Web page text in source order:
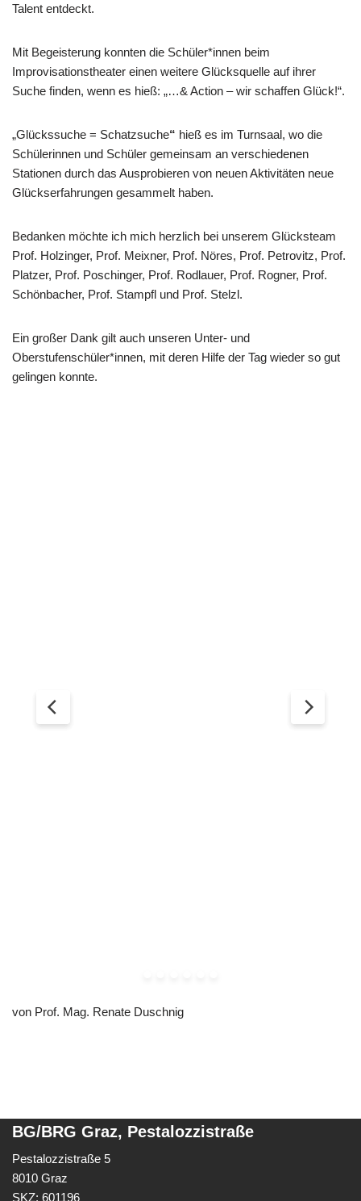
Talent entdeckt.
Mit Begeisterung konnten die Schüler*innen beim
Improvisationstheater einen weitere Glücksquelle auf ihrer
Suche finden, wenn es hieß: „…& Action – wir schaffen Glück!“.
„Glückssuche = Schatzsuche“ hieß es im Turnsaal, wo die
Schülerinnen und Schüler gemeinsam an verschiedenen
Stationen durch das Ausprobieren von neuen Aktivitäten neue
Glückserfahrungen gesammelt haben.
Bedanken möchte ich mich herzlich bei unserem Glücksteam
Prof. Holzinger, Prof. Meixner, Prof. Nöres, Prof. Petrovitz, Prof.
Platzer, Prof. Poschinger, Prof. Rodlauer, Prof. Rogner, Prof.
Schönbacher, Prof. Stampfl und Prof. Stelzl.
Ein großer Dank gilt auch unseren Unter- und
Oberstufenschüler*innen, mit deren Hilfe der Tag wieder so gut
gelingen konnte.
von Prof. Mag. Renate Duschnig
BG/BRG Graz, Pestalozzistraße
Pestalozzistraße 5
8010 Graz
SKZ: 601196